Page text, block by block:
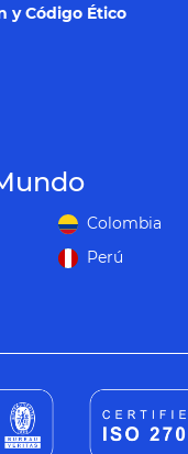
y Código Ético
Colombia
Perú